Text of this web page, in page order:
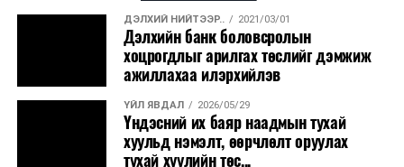
ҮЙЛ ЯВДАЛ 2026/08/07
COP17-ын зочид, төлөөлөгчдөд үйлчлэх 250
орчим жолоочийг сургалтад х...
ҮЙЛ ЯВДАЛ 2026/08/07
Шатахууны нөөцийг нэмэгдүүлэх, доголдлыг
арилгахад анхаарч байна
ДЭЛХИЙ НИЙТЭЭР.. 2021/03/01
Дэлхийн банк боловсролын
хоцрогдлыг арилгах төслийг дэмжиж
ажиллахаа илэрхийлэв
ҮЙЛ ЯВДАЛ 2026/05/29
Үндэсний их баяр наадмын тухай
хуульд нэмэлт, өөрчлөлт оруулах
тухай хуулийн төс...